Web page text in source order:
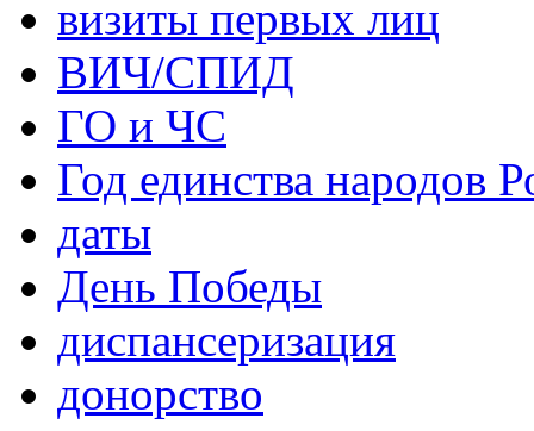
визиты первых лиц
ВИЧ/СПИД
ГО и ЧС
Год единства народов
даты
День Победы
диспансеризация
донорство